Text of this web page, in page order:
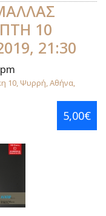
10
21:30
10, Ψυρρή, Αθήνα,
5,00€